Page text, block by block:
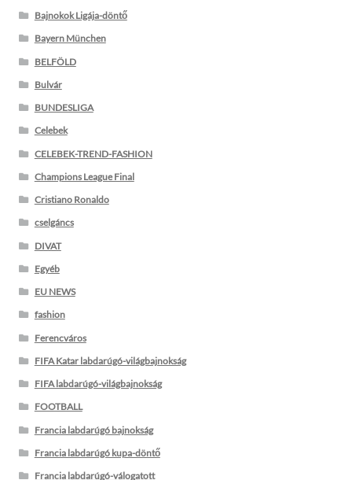
Bajnokok Ligája-döntő
Bayern München
BELFÖLD
Bulvár
BUNDESLIGA
Celebek
CELEBEK-TREND-FASHION
Champions League Final
Cristiano Ronaldo
cselgáncs
DIVAT
Egyéb
EU NEWS
fashion
Ferencváros
FIFA Katar labdarúgó-világbajnokság
FIFA labdarúgó-világbajnokság
FOOTBALL
Francia labdarúgó bajnokság
Francia labdarúgó kupa-döntő
Francia labdarúgó-válogatott